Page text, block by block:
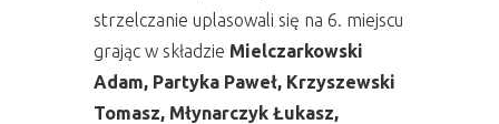
strzelczanie uplasowali się na 6. miejscu
grając w składzie Mielczarkowski
Adam, Partyka Paweł, Krzyszewski
Tomasz, Młynarczyk Łukasz,